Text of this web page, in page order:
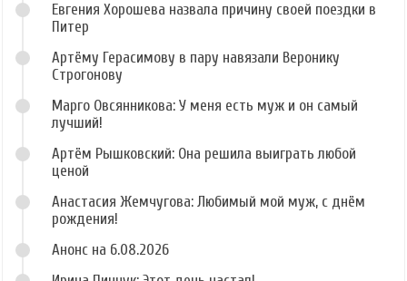
Евгения Хорошева назвала причину своей поездки в
Питер
Артёму Герасимову в пару навязали Веронику
Строгонову
Марго Овсянникова: У меня есть муж и он самый
лучший!
Артём Рышковский: Она решила выиграть любой
ценой
Анастасия Жемчугова: Любимый мой муж, с днём
рождения!
Анонс на 6.08.2026